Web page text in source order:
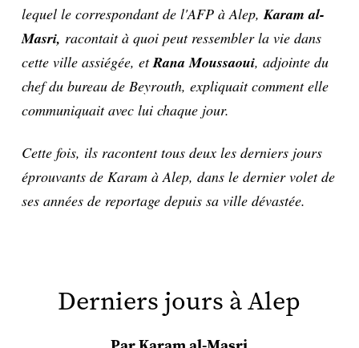
lequel le correspondant de l'AFP à Alep,Karam al-
Masri, racontait à quoi peut ressembler la vie dans
cette ville assiégée, etRana Moussaoui, adjointe du
chef du bureau de Beyrouth, expliquait comment elle
communiquait avec lui chaque jour.
Cette fois, ils racontent tous deux les derniers jours
éprouvants de Karam à Alep, dans le dernier volet de
ses années de reportage depuis sa ville dévastée.
Derniers jours à Alep